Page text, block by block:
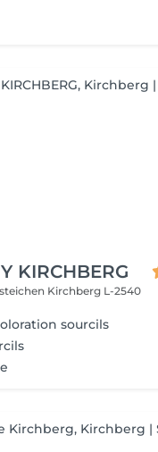
KIRCHBERG
Kirchberg L-2540
sourcils